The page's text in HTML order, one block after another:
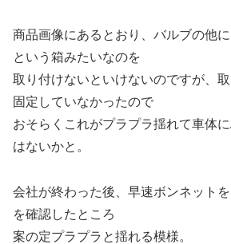
商品画像にあるとおり、バルブの他
という箱みたいなのを
取り付けないといけないのですが、
固定していなかったので
おそらくこれがプラプラ揺れて車体
はないかと。
会社が終わった後、早速ボンネット
を確認したところ
案の定プラプラと揺れる模様。